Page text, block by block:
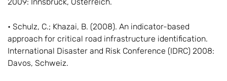
• Schulz, C.; Khazai, B. (2008). An indicator-based
approach for critical road infrastructure identification.
International Disaster and Risk Conference (IDRC) 2008:
Davos, Schweiz.